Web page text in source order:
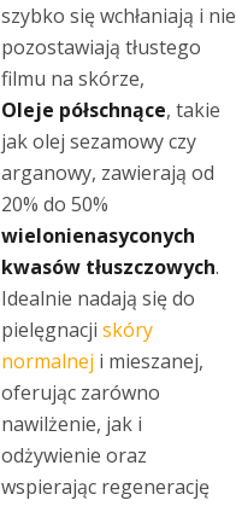
szybko się wchłaniają i nie
pozostawiają tłustego
filmu na skórze,
Oleje półschnące, takie
jak olej sezamowy czy
arganowy, zawierają od
20% do 50%
wielonienasyconych
kwasów tłuszczowych.
Idealnie nadają się do
pielęgnacji skóry
normalnej i mieszanej,
oferując zarówno
nawilżenie, jak i
odżywienie oraz
wspierając regenerację